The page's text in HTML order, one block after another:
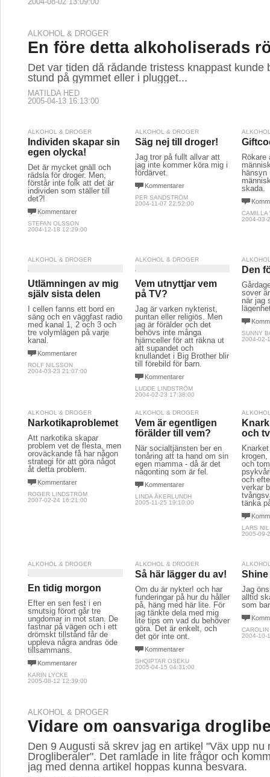
ALKOHOL & DROGER
En före detta alkoholiserads
Det var tiden då rådande tristess knappast kunde
stund på gymmet eller i plugget...
MATILDA HED
2005-04-13 16:13:00
ALKOHOL & DROGER
Individen skapar sin
egen olycka!
Det är mycket gnäll och
rädsla för droger. Men,
förstår inte folk att det är
individen som ställer till
det?!
Kommentarer
STEFAN OLSSON
2004-12-18 12:29:00
ALKOHOL & DROGER
Säg nej till droger!
Jag tror på fullt allvar att
jag inte kommer köra mig i
fördärvet.
Kommentarer
PER SANDSTRÖM
2004-11-07 22:52:00
Rökare
hänsyn
skada.
CAMILLA
2004-03-
ALKOHOL & DROGER
Utlämningen av mig
själv sista delen
I cellen fanns ett bord en
säng och en väggfast radio
med kanal 1, 2 och 3 och
tre volymlägen på varje
kanal.
Kommentarer
ROLF NILSSON
2004-03-23 21:07:00
ALKOHOL & DROGER
Vem utnyttjar vem
på TV?
Jag är varken nykterist,
puritan eller religiös. Men
jag är förälder och det
behövs inte många
hjärnceller för att räkna ut
att supandet och
knullandet i Big Brother blir
till förebild för barn.
Kommentarer
LUDDE LINDSTRÖM
2004-02-23 17:38:00
Den
sover
när jag
SUNNY
2004-02-
ALKOHOL & DROGER
Narkotikaproblemet
Att narkotika skapar
problem vet de flesta, men
oroväckande få har någon
strategi för att göra något
åt detta problem.
Kommentarer
ROGER LINDSTRÖM
2007-02-24 16:21:00
ALKOHOL & DROGER
Vem är egentligen
förälder till vem?
När socialtjänsten ber en
tonåring att ta hand om sin
egen mamma - då är det
någonting som är fel.
Kommentarer
LINDA ÅKERLUNDH
2005-11-25 19:10:00
och
och
och
verkar
tänka
LARS
2005-09-
ALKOHOL & DROGER
En tidig morgon
Efter en sen fest i en
smutsig förort går tre
ungdomar in mot stan. De
fastnar på vägen och i ett
drömskt tillstånd får de
uppleva några andras öde
tillsammans.
Kommentarer
KARIN LYCKE
2005-08-12 12:39:00
ALKOHOL & DROGER
Så här lägger du av!
Om du är nykter! och har
funderingar på hur du håller
på, häng med här lite. För
jag tänkte dela med mig
lite tips om vad du behöver
göra. Det är enkelt, och
det gör inte ont.
Kommentarer
SHQIPTAR OSEKU
2005-04-15 04:31:00
Jag
alltid
som
2004-10-
ALKOHOL & DROGER
Vidare om oansvariga
Den 9 Augusti så skrev jag en artikel "Väx upp nu
Drogliberaler". Det ramlade in lite frågor och
jag med denna artikel hoppas kunna besvara.